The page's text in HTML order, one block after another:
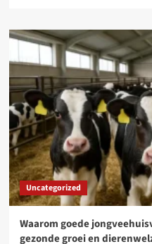
Uncategorized
Waarom goede
gezonde groei en